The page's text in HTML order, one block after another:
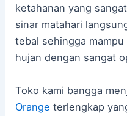
ketahanan yang
sinar matahari
tebal sehingga
hujan dengan sangat
Toko kami bangga
Orange terlengkap